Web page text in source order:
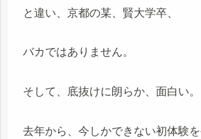
と違い、京都の某、賢大学卒、
バカではありません。
そして、底抜けに朗らか、面白い。
去年から、今しかできない初体験